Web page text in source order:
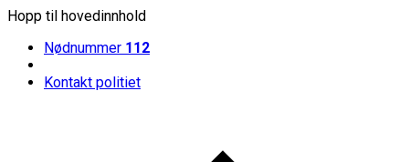
Hopp til hovedinnhold
Nødnummer 112
Kontakt politiet